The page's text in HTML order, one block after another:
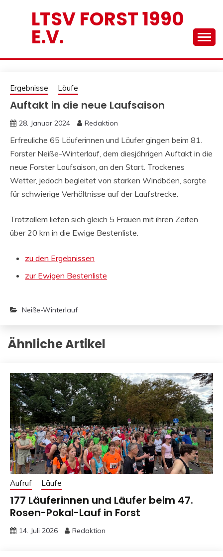
LTSV FORST 1990
E.V.
Ergebnisse Läufe
Auftakt in die neue Laufsaison
28. Januar 2024 Redaktion
Erfreuliche 65 Läuferinnen und Läufer gingen beim 81.
Forster Neiße-Winterlauf, dem diesjährigen Auftakt in die
neue Forster Laufsaison, an den Start. Trockenes
Wetter, jedoch begleitet von starken Windböen, sorgte
für schwierige Verhältnisse auf der Laufstrecke.
Trotzallem liefen sich gleich 5 Frauen mit ihren Zeiten
über 20 km in die Ewige Bestenliste.
zu den Ergebnissen
zur Ewigen Bestenliste
Neiße-Winterlauf
Ähnliche Artikel
Aufruf Läufe
177 Läuferinnen und Läufer beim 47.
Rosen-Pokal-Lauf in Forst
14. Juli 2026 Redaktion